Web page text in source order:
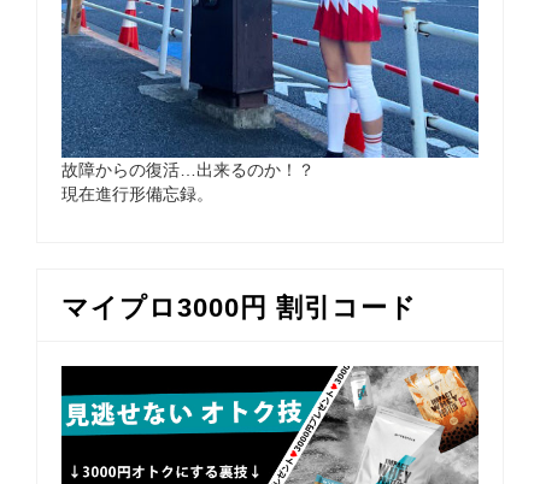
故障からの復活…出来るのか！？
現在進行形備忘録。
マイプロ3000円 割引コード